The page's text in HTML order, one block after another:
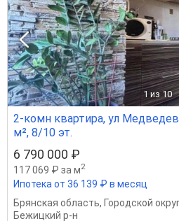
1 из 10
2-комн квартира, ул
м², 8/10 эт.
6 790 000 ₽
117 069 ₽ за м2
Ипотека от 36 139 ₽ в месяц
Брянская область, Городской
Бежицкий р-н